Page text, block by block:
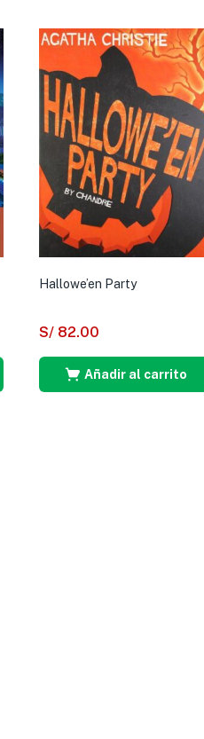
Hallowe’en Party
S/ 82.00
Añadir al carrito